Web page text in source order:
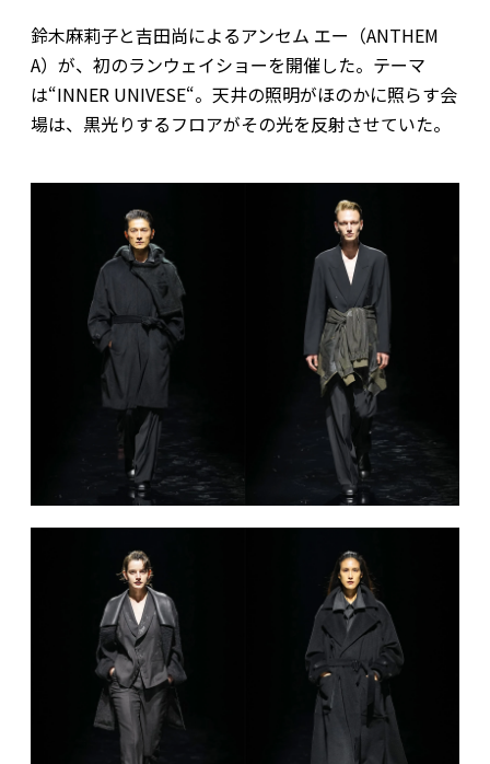
鈴木麻莉子と吉田尚によるアンセム エー（ANTHEM
A）が、初のランウェイショーを開催した。テーマ
は“INNER UNIVESE“。天井の照明がほのかに照らす会
場は、黒光りするフロアがその光を反射させていた。